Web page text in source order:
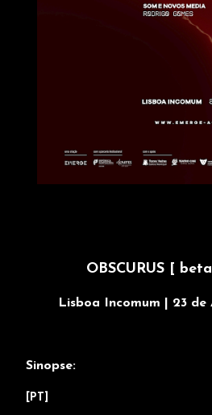
OBSCURUS [
Lisboa Incomum | 23 de
Sinopse:
[PT]